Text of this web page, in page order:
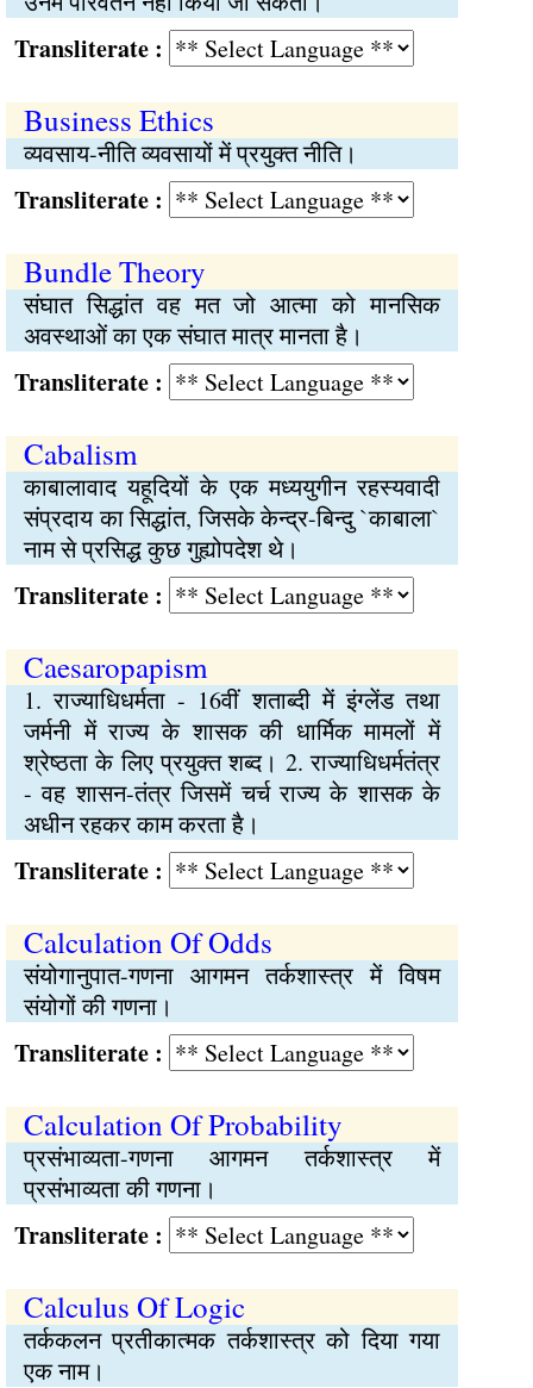
:
Business Ethics
व्यवसाय-नीति व्यवसायों में प्रयुक्त नीति।
:
Bundle Theory
संघात सिद्धांत वह मत जो आत्मा को मानसिक
अवस्थाओं का एक संघात मात्र मानता है।
:
Cabalism
काबालावाद यहूदियों के एक मध्ययुगीन रहस्यवादी
संप्रदाय का सिद्धांत, जिसके केन्द्र-बिन्दु `काबाला`
नाम से प्रसिद्ध कुछ गुह्योपदेश थे।
:
Caesaropapism
1. राज्याधिधर्मता - 16वीं शताब्दी में इंग्लेंड तथा
जर्मनी में राज्य के शासक की धार्मिक मामलों में
श्रेष्ठता के लिए प्रयुक्त शब्द। 2. राज्याधिधर्मतंत्र
- वह शासन-तंत्र जिसमें चर्च राज्य के शासक के
अधीन रहकर काम करता है।
:
Calculation Of Odds
संयोगानुपात-गणना आगमन तर्कशास्त्र में विषम
संयोगों की गणना।
:
Calculation Of Probability
प्रसंभाव्यता-गणना आगमन तर्कशास्त्र में
प्रसंभाव्यता की गणना।
:
Calculus Of Logic
तर्ककलन प्रतीकात्मक तर्कशास्त्र को दिया गया
एक नाम।